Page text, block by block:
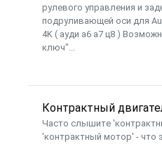
рулевого управления и
подруливающей оси для
4K ( ауди а6 а7 ц8 )
ключ"...
Контрактный
Часто слышите
'контрактный мотор' - что